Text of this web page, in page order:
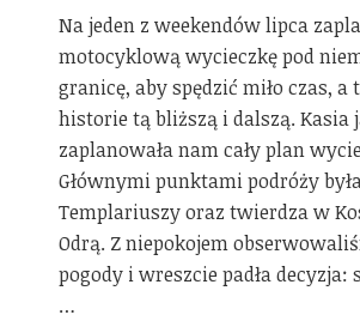
Na jeden z weekendów lipca
motocyklową wycieczkę pod
granicę, aby spędzić miło czas, a
historie tą bliższą i dalszą. Kasia
zaplanowała nam cały plan
Głównymi punktami podróży
Templariuszy oraz twierdza w
Odrą. Z niepokojem
pogody i wreszcie padła decyzja:
…